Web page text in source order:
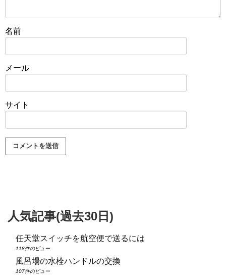
名前
メール
サイト
人気記事(過去30日)
任天堂スイッチを航空便で送るには
118件のビュー
風呂場の水栓ハンドルの交換
107件のビュー